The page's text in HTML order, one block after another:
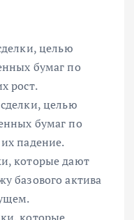
целью
бумаг по
рост.
целью
бумаг по
падение.
которые дают
базового актива